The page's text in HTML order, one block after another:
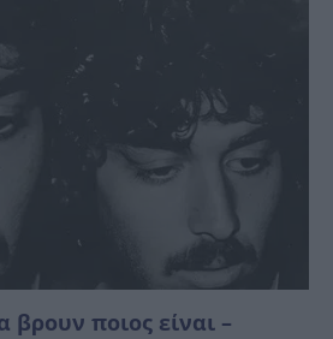
ποιος είναι –